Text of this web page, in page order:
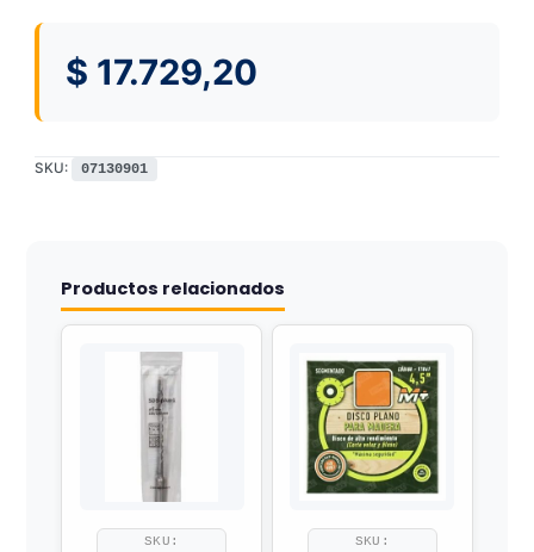
$ 17.729,20
SKU: 07130901
Productos relacionados
SKU:
SKU: